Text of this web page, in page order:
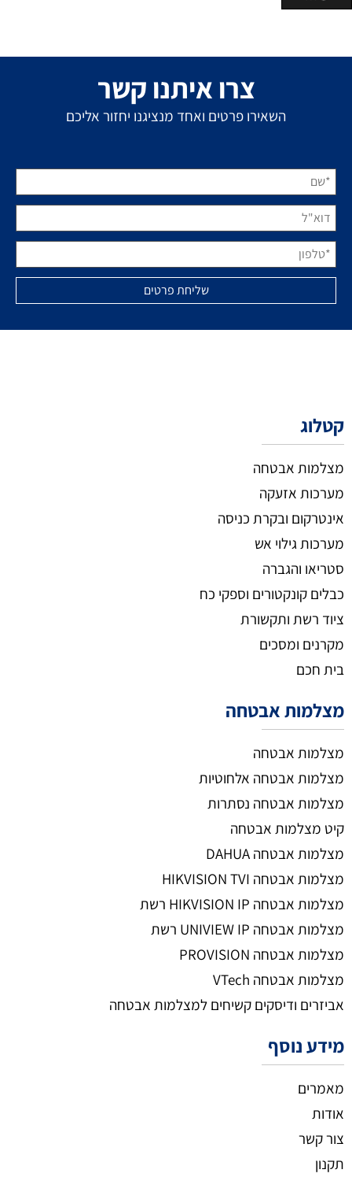
צרו איתנו קשר
השאירו פרטים ואחד מנציגנו יחזור אליכם
קטלוג
מצלמות אבטחה
מערכות אזעקה
אינטרקום ובקרת כניסה
מערכות גילוי אש
סטריאו והגברה
כבלים קונקטורים וספקי כח
ציוד רשת ותקשורת
מקרנים ומסכים
בית חכם
מצלמות אבטחה
מצלמות אבטחה
מצלמות אבטחה אלחוטיות
מצלמות אבטחה נסתרות
קיט מצלמות אבטחה
מצלמות אבטחה DAHUA
מצלמות אבטחה HIKVISION TVI
מצלמות אבטחה HIKVISION IP רשת
מצלמות אבטחה UNIVIEW IP רשת
מצלמות אבטחה PROVISION
מצלמות אבטחה VTech
אביזרים ודיסקים קשיחים למצלמות אבטחה
מידע נוסף
מאמרים
אודות
צור קשר
תקנון